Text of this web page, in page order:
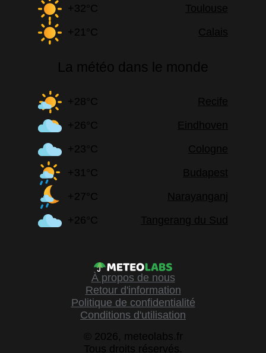
+32°C
Toulouse
+21°C
Calais
La météo dans le monde
+28°C
Recife
+26°C
Eindhoven
+23°C
Cologne
+31°C
Budapest
+27°C
Narayanganj
+26°C
Tangerang du Sud
À propos de nous
Retour d'information
Politique de confidentialité
Conditions d'utilisation
© 2026, meteolabs.fr
Tous droits réservés.